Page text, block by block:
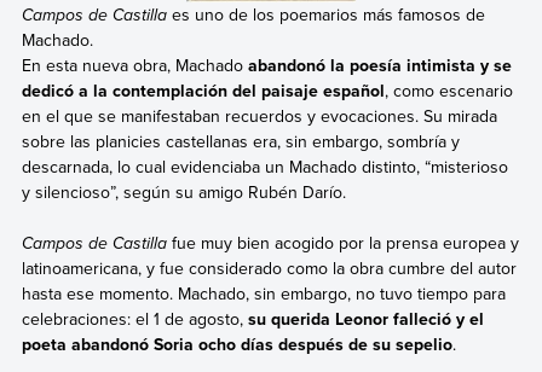
Campos de Castillaes uno de los poemarios más famosos de
Machado.
En esta nueva obra, Machado abandonó la poesía intimista y se
dedicó a la contemplación del paisaje español, como escenario
en el que se manifestaban recuerdos y evocaciones. Su mirada
sobre las planicies castellanas era, sin embargo, sombría y
descarnada, lo cual evidenciaba un Machado distinto, “misterioso
y silencioso”, según su amigo Rubén Darío.
Campos de Castillafue muy bien acogido por la prensa europea y
latinoamericana, y fue considerado como la obra cumbre del autor
hasta ese momento. Machado, sin embargo, no tuvo tiempo para
celebraciones: el 1 de agosto, su querida Leonor falleció y el
poeta abandonó Soria ocho días después de su sepelio.